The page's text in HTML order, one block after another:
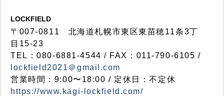
LOCKFIELD
〒007-0811 北海道札幌市東区東苗穂11条3丁
目15-23
TEL：080-6881-4544 / FAX：011-790-6105 /
lockfield2021＠gmail.com
営業時間：9:00〜18:00 / 定休日：不定休
https://www.kagi-lockfield.com/